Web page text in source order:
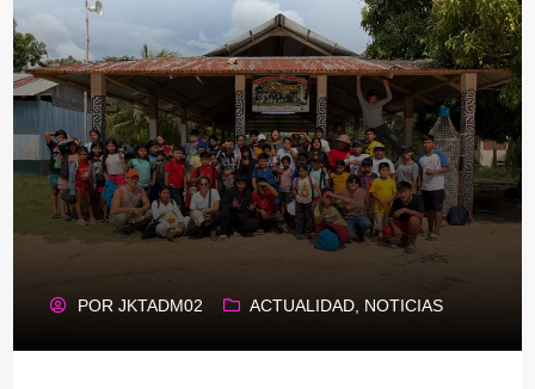
PORJKTADM02 ACTUALIDAD, NOTICIAS